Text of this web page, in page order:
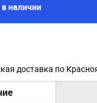
наличии
доставка по